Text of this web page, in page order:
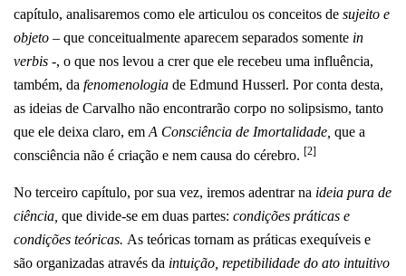
capítulo, analisaremos como ele articulou os conceitos de sujeito e
objeto – que conceitualmente aparecem separados somente in
verbis -, o que nos levou a crer que ele recebeu uma influência,
também, da fenomenologia de Edmund Husserl. Por conta desta,
as ideias de Carvalho não encontrarão corpo no solipsismo, tanto
que ele deixa claro, emA Consciência de Imortalidade, que a
consciência não é criação e nem causa do cérebro. [2]
No terceiro capítulo, por sua vez, iremos adentrar na ideia pura de
ciência, que divide-se em duas partes: condições práticas e
condições teóricas. As teóricas tornam as práticas exequíveis e
são organizadas através da intuição, repetibilidade do ato intuitivo